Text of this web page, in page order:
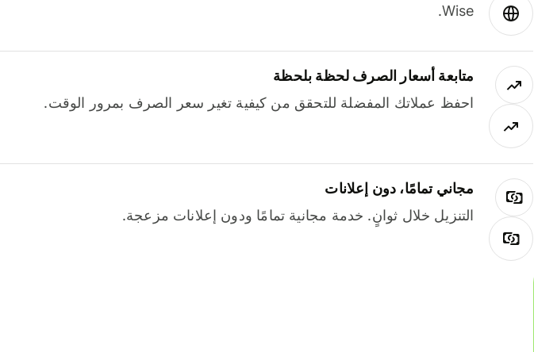
Wise.
متابعة أسعار الصرف لحظة بلحظة
احفظ عملاتك المفضلة للتحقق من كيفية تغير سعر الصرف بمرور الوقت.
مجاني تمامًا، دون إعلانات
التنزيل خلال ثوانٍ. خدمة مجانية تمامًا ودون إعلانات مزعجة.